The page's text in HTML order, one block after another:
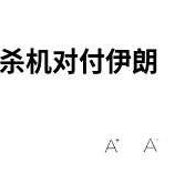
机对付伊朗